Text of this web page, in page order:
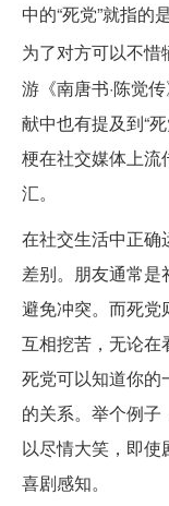
中的“死党”就指的
为了对方可以不
游《南唐书·陈觉
献中也有提及到“
梗在社交媒体上流
汇。
在社交生活中正确
差别。朋友通常
避免冲突。而死党
互相挖苦，无论在
死党可以知道你的
的关系。举个例
以尽情大笑，即
喜剧感知。